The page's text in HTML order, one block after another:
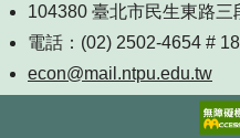
104380 臺北市民生東路
電話：(02) 2502-4654 #
econ@mail.ntpu.edu.tw